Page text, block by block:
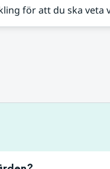
för att du ska veta